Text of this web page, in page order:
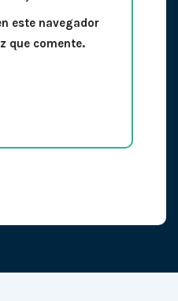
este navegador
que comente.